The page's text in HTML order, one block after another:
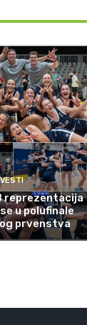
VESTI
reprezentacija
u polufinale
prvenstva